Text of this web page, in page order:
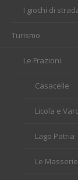
I giochi di
Turismo
Le Frazioni
Casacelle
Licola e
Lago Patria
Le